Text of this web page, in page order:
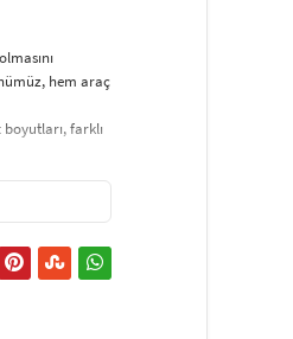
hem araç
boyutları, farklı
suya ve
kolayca